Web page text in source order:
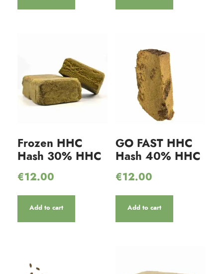
Frozen HHC
Hash 30% HHC
€12.00
Add to cart
GO FAST HHC
Hash 40% HHC
€12.00
Add to cart